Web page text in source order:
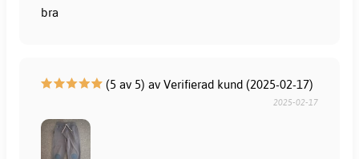
bra
(5 av 5) av Verifierad kund (2025-02-17)
2025-02-17